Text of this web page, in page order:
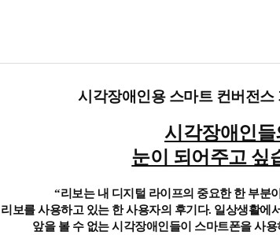
시각장애인용 스마트 컨버전스
시각장애인들
눈이 되어주고 싶
“리보는 내 디지털 라이프의 중요한 한 부분
리보를 사용하고 있는 한 사용자의 후기다. 일상생활에
앞을 볼 수 없는 시각장애인들이 스마트폰을 사